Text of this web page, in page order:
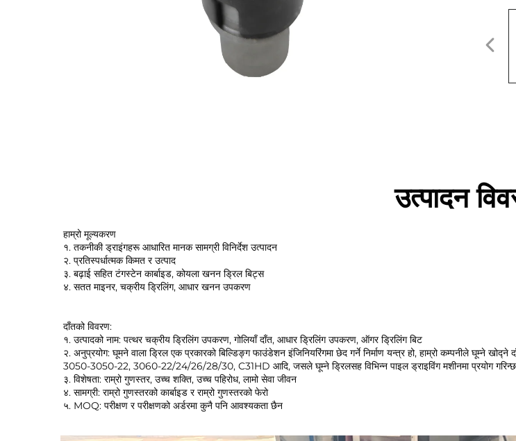
उत्पादन
हाम्रो मूल्यकरण
१. तकनीकी ड्राइंगहरू आधारित मानक सामग्री विनिर्देश उत्पादन
२. प्रतिस्पर्धात्मक किमत र उत्पाद
३. बढ़ाई सहित टंगस्टेन कार्बाइड, कोयला खनन ड्रिल बिट्स
४. सतत माइनर, चक्रीय ड्रिलिंग, आधार खनन उपकरण
दाँतको विवरण:
१. उत्पादको नाम: पत्थर चक्रीय ड्रिलिंग उपकरण, गोलियाँ दाँत, आधार ड्रिलिंग उपकरण, ऑगर ड्रिलिंग बिट
२. अनुप्रयोग: घूमने वाला ड्रिल एक प्रकारको बिल्डिङ्ग फाउंडेशन इंजिनियरिंगमा छेद गर्ने निर्माण यन्त्र हो, हाम्रो कम्पनीले घूम्ने
3050-3050-22, 3060-22/24/26/28/30, C31HD आदि, जसले घूम्ने ड्रिलसह विभिन्न पाइल ड्राइविंग मशीनमा प्रयोग गरिन्छ,
३. विशेषता: राम्रो गुणस्तर, उच्च शक्ति, उच्च पहिरोध, लामो सेवा जीवन
४. सामग्री: राम्रो गुणस्तरको कार्बाइड र राम्रो गुणस्तरको फेरो
५. MOQ: परीक्षण र परीक्षणको अर्डरमा कुनै पनि आवश्यकता छैन